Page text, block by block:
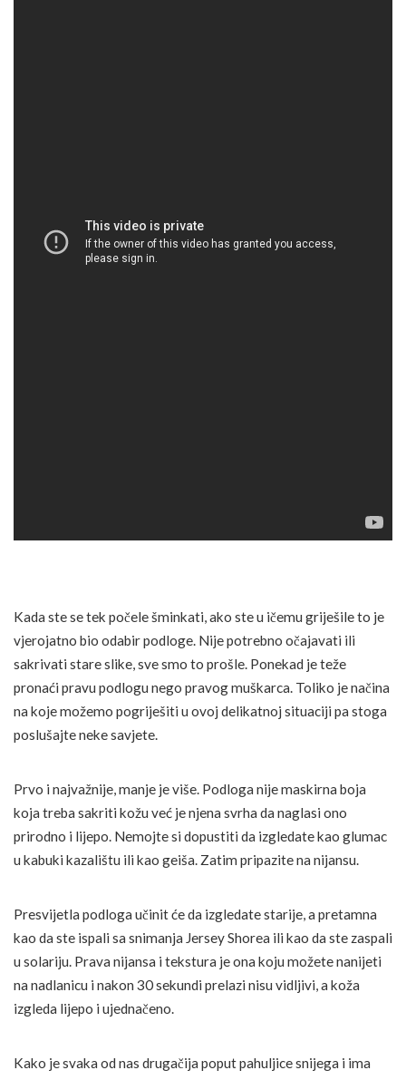
Kada ste se tek počele šminkati, ako ste u ičemu griješile to je
vjerojatno bio odabir podloge. Nije potrebno očajavati ili
sakrivati stare slike, sve smo to prošle. Ponekad je teže
pronaći pravu podlogu nego pravog muškarca. Toliko je načina
na koje možemo pogriješiti u ovoj delikatnoj situaciji pa stoga
poslušajte neke savjete.
Prvo i najvažnije, manje je više. Podloga nije maskirna boja
koja treba sakriti kožu već je njena svrha da naglasi ono
prirodno i lijepo. Nemojte si dopustiti da izgledate kao glumac
u kabuki kazalištu ili kao geiša. Zatim pripazite na nijansu.
Presvijetla podloga učinit će da izgledate starije, a pretamna
kao da ste ispali sa snimanja Jersey Shorea ili kao da ste zaspali
u solariju. Prava nijansa i tekstura je ona koju možete nanijeti
na nadlanicu i nakon 30 sekundi prelazi nisu vidljivi, a koža
izgleda lijepo i ujednačeno.
Kako je svaka od nas drugačija poput pahuljice snijega i ima